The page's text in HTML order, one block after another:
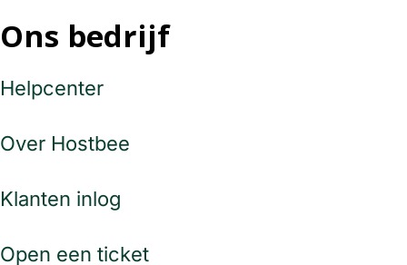
Ons bedrijf
Helpcenter
Over Hostbee
Klanten inlog
Open een ticket